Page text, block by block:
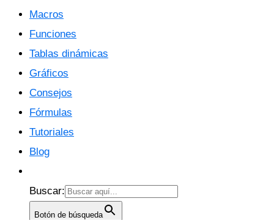
Macros
Funciones
Tablas dinámicas
Gráficos
Consejos
Fórmulas
Tutoriales
Blog
Buscar:
Botón de búsqueda